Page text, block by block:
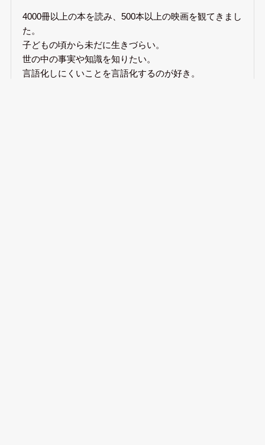
4000冊以上の本を読み、500本以上の映画を観てきまし
た。
子どもの頃から未だに生きづらい。
世の中の事実や知識を知りたい。
言語化しにくいことを言語化するのが好き。